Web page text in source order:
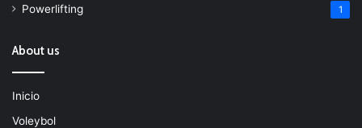
Powerlifting 1
About us
Inicio
Voleybol